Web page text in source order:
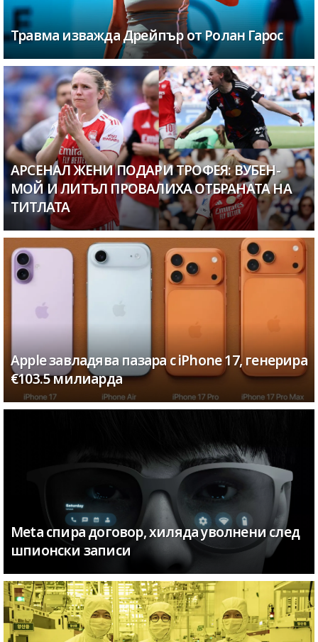
Травма изважда Дрейпър от Ролан Гарос
АРСЕНАЛ ЖЕНИ ПОДАРИ ТРОФЕЯ: ВУБЕН-
МОЙ И ЛИТЪЛ ПРОВАЛИХА ОТБРАНАТА НА
ТИТЛАТА
Apple завладява пазара с iPhone 17, генерира
€103.5 милиарда
Meta спира договор, хиляда уволнени след
шпионски записи